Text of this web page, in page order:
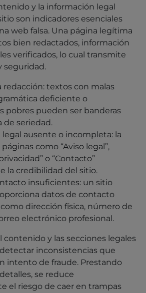
y la información legal
son indicadores esenciales
web falsa. Una página legítima
bien redactados, información
verificados, lo cual transmite
seguridad.
redacción: textos con malas
deficiente o
pobres pueden ser banderas
de seriedad.
ausente o incompleta: la
como “Aviso legal”,
o “Contacto”
la credibilidad del sitio.
insuficientes: un sitio
datos de contacto
dirección física, número de
electrónico profesional.
contenido y las secciones legales
inconsistencias que
intento de fraude. Prestando
se reduce
el riesgo de caer en trampas